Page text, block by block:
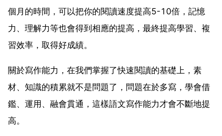
個月的時間，可以把你的閱讀速度提高5-10倍，記憶
力、理解力等也會得到相應的提高，最終提高學習、複
習效率，取得好成績。
關於寫作能力，在我們掌握了快速閱讀的基礎上，素
材、知識的積累就不是問題了，問題在於多寫，學會借
鑑、運用、融會貫通，這樣語文寫作能力才會不斷地提
高。